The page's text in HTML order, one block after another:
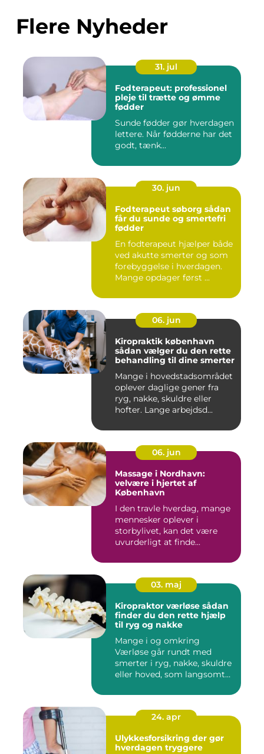
Flere Nyheder
31. jul
Fodterapeut: professionel
pleje til trætte og ømme
fødder
Sunde fødder gør hverdagen
lettere. Når fødderne har det
godt, tænk...
30. jun
Fodterapeut søborg sådan
får du sunde og smertefri
fødder
En fodterapeut hjælper både
ved akutte smerter og som
forebyggelse i hverdagen.
Mange opdager først ...
06. jun
Kiropraktik københavn
sådan vælger du den rette
behandling til dine smerter
Mange i hovedstadsområdet
oplever daglige gener fra
ryg, nakke, skuldre eller
hofter. Lange arbejdsd...
06. jun
Massage i Nordhavn:
velvære i hjertet af
København
I den travle hverdag, mange
mennesker oplever i
storbylivet, kan det være
uvurderligt at finde...
03. maj
Kiropraktor værløse sådan
finder du den rette hjælp
til ryg og nakke
Mange i og omkring
Værløse går rundt med
smerter i ryg, nakke, skuldre
eller hoved, som langsomt
24. apr
Ulykkesforsikring der gør
hverdagen tryggere